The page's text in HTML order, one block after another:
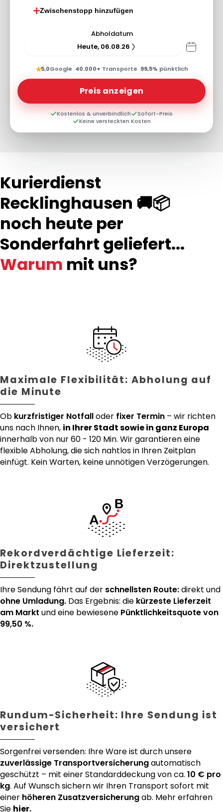
Zwischenstopp hinzufügen
Abholdatum
Heute, 06.08.26
★5,0Google· 40.000+ Transporte· 99,5% pünktlich
Preis anzeigen
Kostenlos & unverbindlich
Sofort-Preis
Keine versteckten Kosten
Kurierdienst
Recklinghausen 🚚📦
noch heute per
Sonderfahrt geliefert...
Warum mit uns?
Maximale Flexibilität: Abholung auf
die Minute
Ob kurzfristiger Notfalloder fixer Termin – wir richten
uns nach Ihnen, in Ihrer Stadt sowie in ganz Europa
innerhalb von nur 60 - 120 Min. Wir garantieren eine
flexible Abholung, die sich nahtlos in Ihren Zeitplan
einfügt. Kein Warten, keine unnötigen Verzögerungen.
Rekordverdächtige Lieferzeit:
Direktzustellung
Ihre Sendung fährt auf der schnellsten Route:direkt und
ohne Umladung. Das Ergebnis: die kürzeste Lieferzeit
am Markt und eine bewiesene Pünktlichkeitsquote von
99,50 %.
Rundum-Sicherheit: Ihre Sendung ist
versichert
Sorgenfrei versenden: Ihre Ware ist durch unsere
zuverlässige Transportversicherungautomatisch
geschützt – mit einer Standarddeckung von ca. 10 € pro
kg. Auf Wunsch sichern wir Ihren Transport sofort mit
einer höheren Zusatzversicherungab. Mehr erfahren
Sie hier.